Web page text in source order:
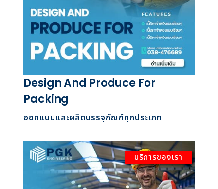
Design And Produce For
Packing
ออกแบบและผลิตบรรจุภัณฑ์ทุกประเภท
บริการของเรา